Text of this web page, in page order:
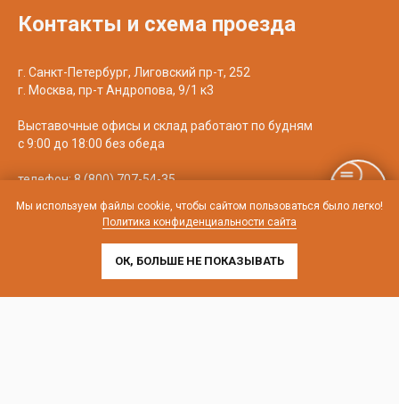
Мы используем файлы cookie, чтобы сайтом пользоваться было легко!
Политика конфиденциальности сайта
ОК, БОЛЬШЕ НЕ ПОКАЗЫВАТЬ
Контакты и схема проезда
г. Санкт-Петербург, Лиговский пр-т, 252
г. Москва, пр-т Андропова, 9/1 к3
Выставочные офисы и склад работают по будням
с 9:00 до 18:00 без обеда
телефон:8 (800) 707-54-35
cedral-zakaz@yandex.ru